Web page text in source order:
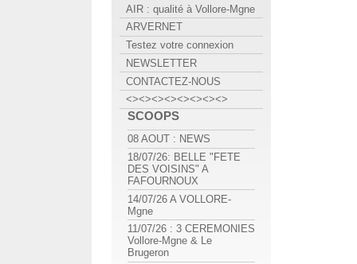
AIR : qualité à Vollore-Mgne
ARVERNET
Testez votre connexion
NEWSLETTER
CONTACTEZ-NOUS
<><><><><><><><>
SCOOPS
08 AOUT : NEWS
18/07/26: BELLE "FETE
DES VOISINS" A
FAFOURNOUX
14/07/26 A VOLLORE-
Mgne
11/07/26 : 3 CEREMONIES
Vollore-Mgne & Le
Brugeron